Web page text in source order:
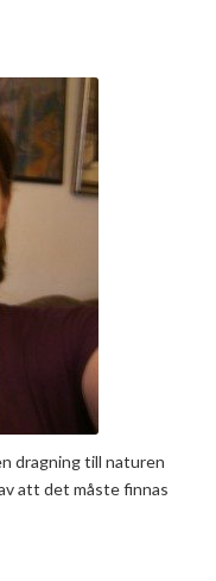
dragning till naturen
att det måste finnas